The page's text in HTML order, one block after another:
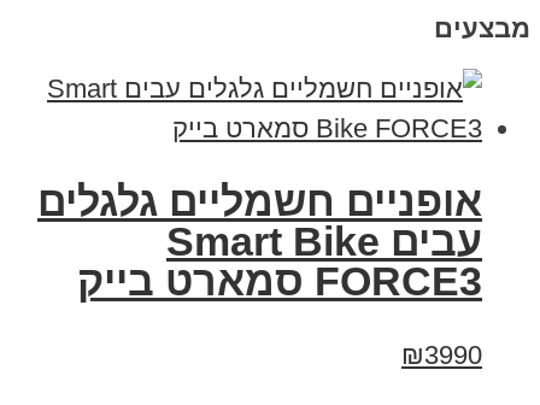
מבצעים
אופניים חשמליים גלגלים
עבים Smart Bike
FORCE3 סמארט בייק
₪3990